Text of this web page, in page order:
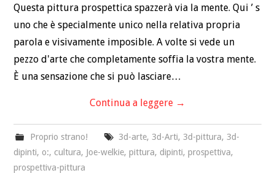
Questa pittura prospettica spazzerà via la mente. Qui ’ s
uno che è specialmente unico nella relativa propria
parola e visivamente imposible. A volte si vede un
pezzo d'arte che completamente soffia la vostra mente.
È una sensazione che si può lasciare…
Continua a leggere →
Proprio strano! 3d-arte, 3d-Arti, 3d-pittura, 3d-
dipinti, o:, cultura, Joe-welkie,pittura, dipinti,prospettiva,
prospettiva-pittura